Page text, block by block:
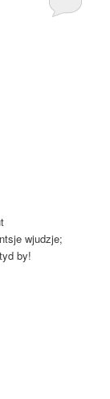
wjudzje;
by!